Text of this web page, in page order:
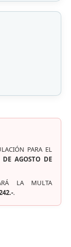
PARA EL
DE AGOSTO DE
LA MULTA
.